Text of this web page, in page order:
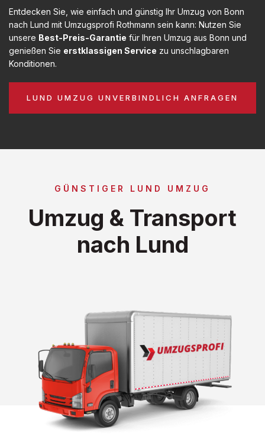
Entdecken Sie, wie einfach und günstig Ihr Umzug von Bonn
nach Lund mit Umzugsprofi Rothmann sein kann: Nutzen Sie
unsere Best-Preis-Garantie für Ihren Umzug aus Bonn und
genießen Sie erstklassigen Service zu unschlagbaren
Konditionen.
LUND UMZUG UNVERBINDLICH ANFRAGEN
GÜNSTIGER LUND UMZUG
Umzug & Transport
nach Lund